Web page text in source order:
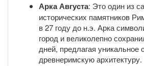
Арка Августа: Это один из
исторических памятников
в 27 году до н.э. Арка
город и великолепно
дней, предлагая уникальное
древнеримскую архитектуру.